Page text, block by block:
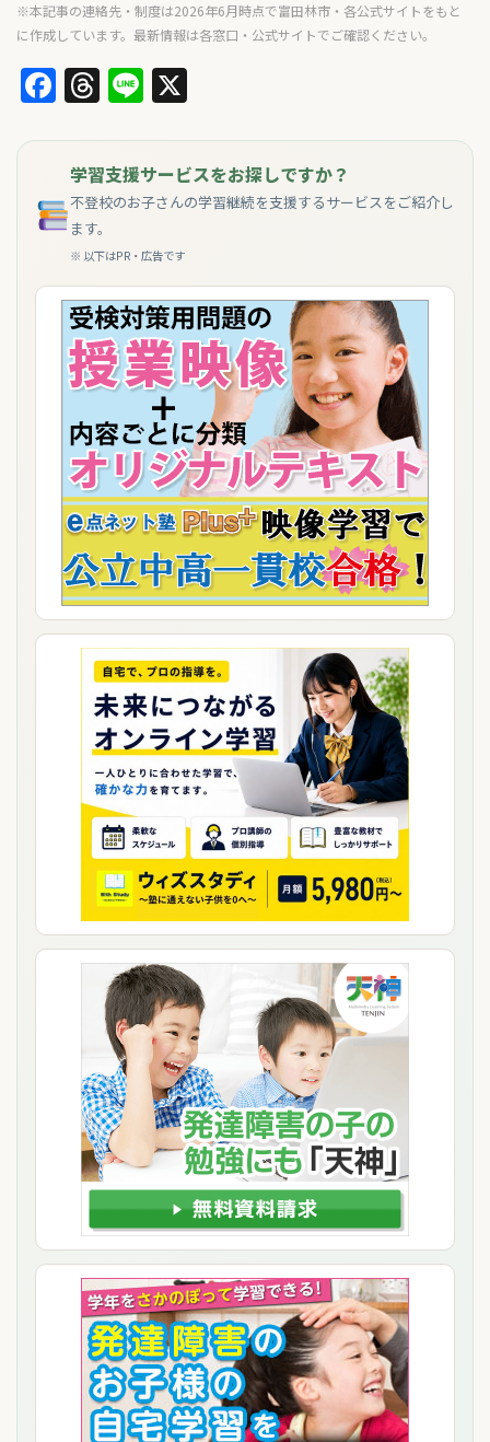
※本記事の連絡先・制度は2026年6月時点で富田林市・各公式サイトをもと
に作成しています。最新情報は各窓口・公式サイトでご確認ください。
Facebook
Threads
Line
学習支援サービスをお探しですか？
不登校のお子さんの学習継続を支援するサービスをご紹介し
ます。
※ 以下はPR・広告です